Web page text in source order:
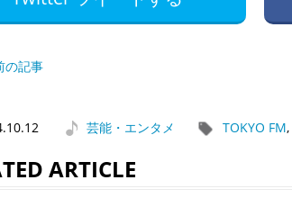
の記事
芸能・エンタメ TOKYO FM,
ARTICLE